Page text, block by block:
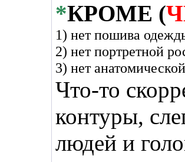
*КРОМЕ (
1) нет пошива
2) нет портретной
3) нет
Что-то
контуры,
людей и